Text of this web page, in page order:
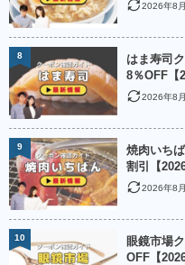
2026年8
はま寿司
8％OFF【
2026年8
8
焼肉いち
割引【
2026年8
9
眼鏡市場
OFF【
10